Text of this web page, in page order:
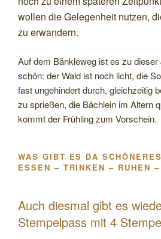
wollen die Gelegenheit nutzen,
zu erwandern.
Auf dem Bänkleweg ist es zu
schön: der Wald ist noch licht, die
fast ungehindert durch, gleichzeitig
zu sprießen, die Bächlein im Altern
kommt der Frühling zum Vorschein.
WAS GIBT ES DA
ESSEN – TRINKEN – RUHEN
Auch diesmal gibt es
Stempelpass mit 4